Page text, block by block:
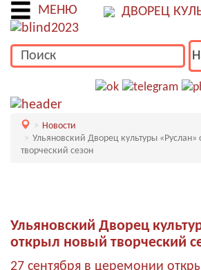
МЕНЮ ДВОРЕЦ
Новости
Ульяновский Дворец культуры «Руслан»
творческий сезон
Ульяновский Дворец
открыл новый творческий
27 сентября в церемонии